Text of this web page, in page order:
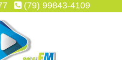
(79) 99843-4109